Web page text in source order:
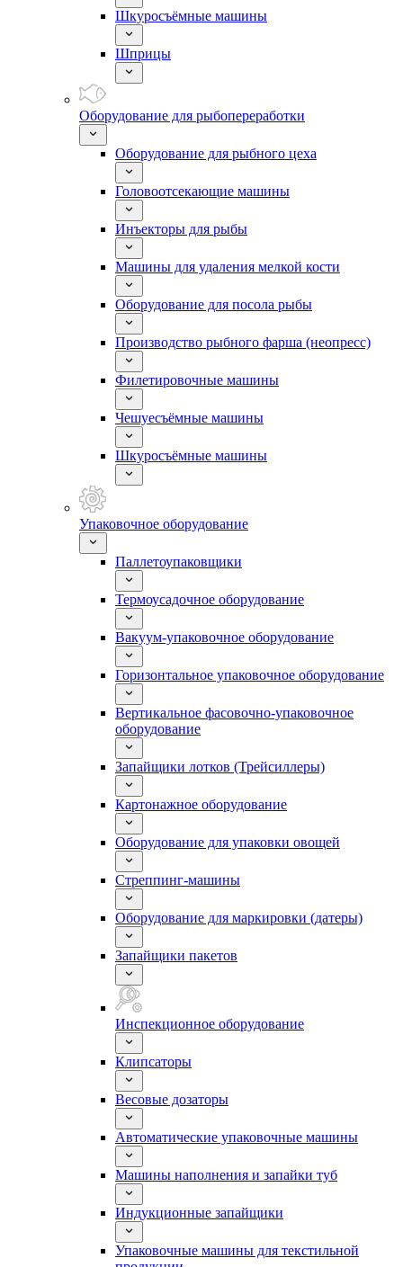
Шкуросъёмные машины
Шприцы
Оборудование для рыбопереработки
Оборудование для рыбного цеха
Головоотсекающие машины
Инъекторы для рыбы
Машины для удаления мелкой кости
Оборудование для посола рыбы
Производство рыбного фарша (неопресс)
Филетировочные машины
Чешуесъёмные машины
Шкуросъёмные машины
Упаковочное оборудование
Паллетоупаковщики
Термоусадочное оборудование
Вакуум-упаковочное оборудование
Горизонтальное упаковочное оборудование
Вертикальное фасовочно-упаковочное
оборудование
Запайщики лотков (Трейсиллеры)
Картонажное оборудование
Оборудование для упаковки овощей
Стреппинг-машины
Оборудование для маркировки (датеры)
Запайщики пакетов
Инспекционное оборудование
Клипсаторы
Весовые дозаторы
Автоматические упаковочные машины
Машины наполнения и запайки туб
Индукционные запайщики
Упаковочные машины для текстильной